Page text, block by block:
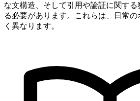
な文構造、そして引用や論証に関す
る必要があります。これらは、日常
く異なります。